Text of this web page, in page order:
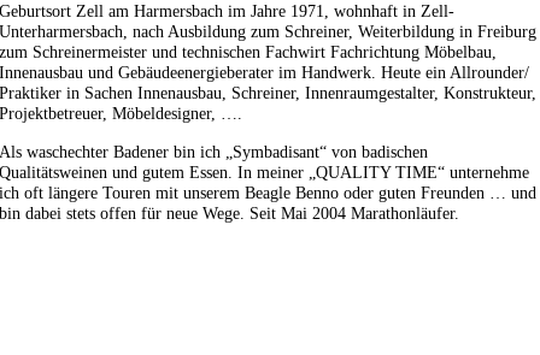
Geburtsort Zell am Harmersbach im Jahre 1971, wohnhaft in Zell-
Unterharmersbach, nach Ausbildung zum Schreiner, Weiterbildung in Freiburg
zum Schreinermeister und technischen Fachwirt Fachrichtung Möbelbau,
Innenausbau und Gebäudeenergieberater im Handwerk. Heute ein Allrounder/
Praktiker in Sachen Innenausbau, Schreiner, Innenraumgestalter, Konstrukteur,
Projektbetreuer, Möbeldesigner, ….
Als waschechter Badener bin ich „Symbadisant“ von badischen
Qualitätsweinen und gutem Essen. In meiner „QUALITY TIME“ unternehme
ich oft längere Touren mit unserem Beagle Benno oder guten Freunden … und
bin dabei stets offen für neue Wege. Seit Mai 2004 Marathonläufer.